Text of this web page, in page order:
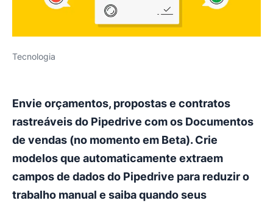
Tecnologia
Envie orçamentos, propostas e contratos
rastreáveis do Pipedrive com os Documentos
de vendas (no momento em Beta). Crie
modelos que automaticamente extraem
campos de dados do Pipedrive para reduzir o
trabalho manual e saiba quando seus